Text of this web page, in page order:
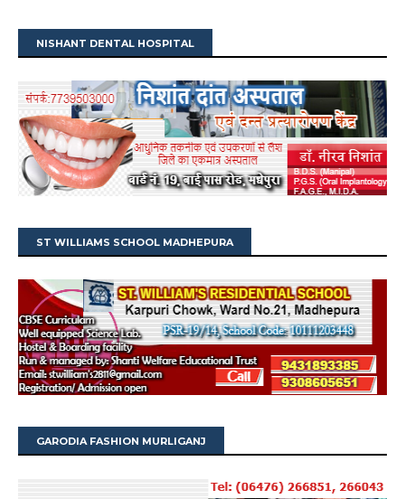
NISHANT DENTAL HOSPITAL
ST WILLIAMS SCHOOL MADHEPURA
GARODIA FASHION MURLIGANJ